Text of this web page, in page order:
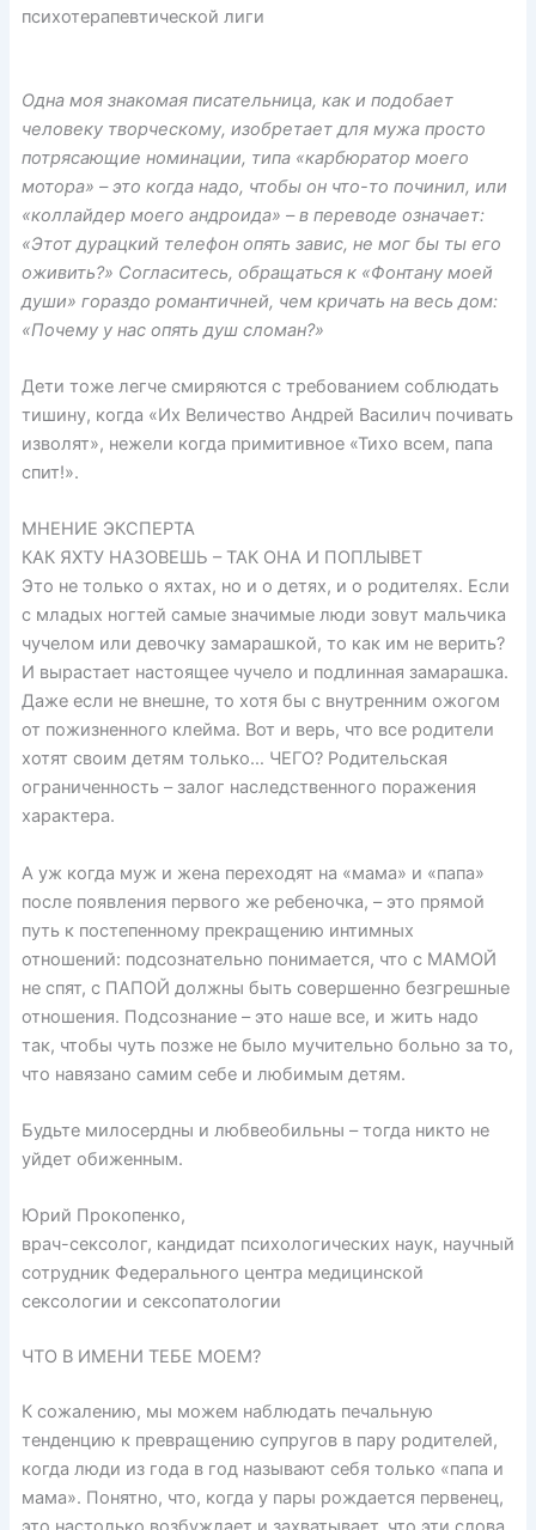
психотерапевтической лиги
Одна моя знакомая писательница, как и подобает
человеку творческому, изобретает для мужа просто
потрясающие номинации, типа «карбюратор моего
мотора» – это когда надо, чтобы он что-то починил, или
«коллайдер моего андроида» – в переводе означает:
«Этот дурацкий телефон опять завис, не мог бы ты его
оживить?» Согласитесь, обращаться к «Фонтану моей
души» гораздо романтичней, чем кричать на весь дом:
«Почему у нас опять душ сломан?»
Дети тоже легче смиряются с требованием соблюдать
тишину, когда «Их Величество Андрей Василич почивать
изволят», нежели когда примитивное «Тихо всем, папа
спит!».
МНЕНИЕ ЭКСПЕРТА
КАК ЯХТУ НАЗОВЕШЬ – ТАК ОНА И ПОПЛЫВЕТ
Это не только о яхтах, но и о детях, и о родителях. Если
с младых ногтей самые значимые люди зовут мальчика
чучелом или девочку замарашкой, то как им не верить?
И вырастает настоящее чучело и подлинная замарашка.
Даже если не внешне, то хотя бы с внутренним ожогом
от пожизненного клейма. Вот и верь, что все родители
хотят своим детям только… ЧЕГО? Родительская
ограниченность – залог наследственного поражения
характера.
А уж когда муж и жена переходят на «мама» и «папа»
после появления первого же ребеночка, – это прямой
путь к постепенному прекращению интимных
отношений: подсознательно понимается, что с МАМОЙ
не спят, с ПАПОЙ должны быть совершенно безгрешные
отношения. Подсознание – это наше все, и жить надо
так, чтобы чуть позже не было мучительно больно за то,
что навязано самим себе и любимым детям.
Будьте милосердны и любвеобильны – тогда никто не
уйдет обиженным.
Юрий Прокопенко,
врач-сексолог, кандидат психологических наук, научный
сотрудник Федерального центра медицинской
сексологии и сексопатологии
ЧТО В ИМЕНИ ТЕБЕ МОЕМ?
К сожалению, мы можем наблюдать печальную
тенденцию к превращению супругов в пару родителей,
когда люди из года в год называют себя только «папа и
мама». Понятно, что, когда у пары рождается первенец,